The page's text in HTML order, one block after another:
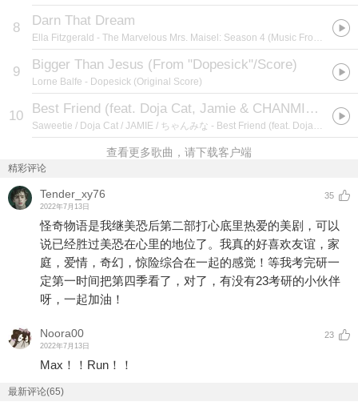
8 Darn That Dream
Ella Fitzgerald - The Marvelous Mrs. Maisel: Season 4 (Music From The Amazon Original Series)
9 Bigger Than Jesus (From "Dopesick"/Score)
Lorne Balfe - Dopesick (Original Score)
10 Best Friend (feat. Doja Cat, Jamie & CHANMINA) [Remix]
Saweetie / Doja Cat / JAMIE / ちゃんみな - Best Friend (feat. Doja Cat) [Remix EP] [Extended Edition]
查看更多歌曲，请下载客户端
精彩评论
Tender_xy76
2022年7月13日
35
怪奇物语是我继美恐后第二部打心底里热爱的美剧，可以
说已经胜过美恐在心里的地位了。我真的好喜欢友谊，家
庭，爱情，奇幻，惊险综合在一起的感觉！等我考完研一
定第一时间把第四季看了，对了，有没有23考研的小伙伴
呀，一起加油！
Noora00
2022年7月13日
23
Max！！Run！！
最新评论(65)